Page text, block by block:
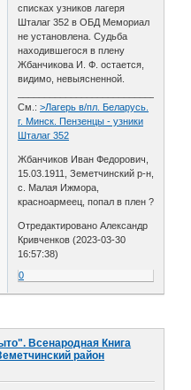
списках узников лагеря
Шталаг 352 в ОБД Мемориал
не установлена. Судьба
находившегося в плену
Жбанчикова И. Ф. остается,
видимо, невыясненной.
См.:>Лагерь в/пл. Беларусь.
г. Минск. Пензенцы - узники
Шталаг 352
Жбанчиков Иван Федорович,
15.03.1911, Земетчинский р-н,
с. Малая Ижмора,
красноармеец, попал в плен ?
Отредактировано Александр
Кривченков (2023-03-30
16:57:38)
0
Всенародная Книга
район